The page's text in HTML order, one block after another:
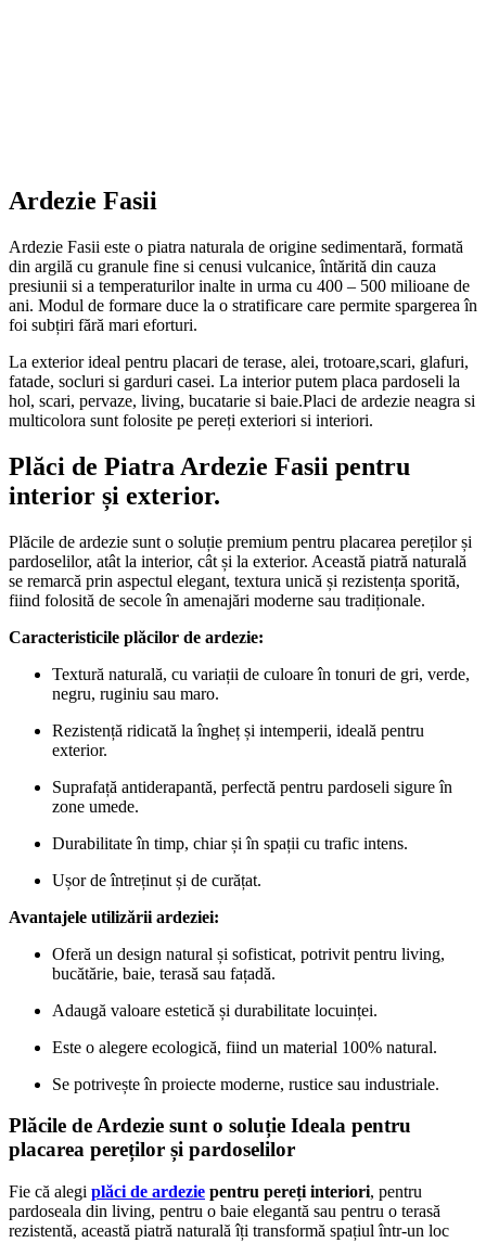
Ardezie Fasii
Ardezie Fasii este o piatra naturala de origine sedimentară, formată
din argilă cu granule fine si cenusi vulcanice, întărită din cauza
presiunii si a temperaturilor inalte in urma cu 400 – 500 milioane de
ani. Modul de formare duce la o stratificare care permite spargerea în
foi subțiri fără mari eforturi.
La exterior ideal pentru placari de terase, alei, trotoare,scari, glafuri,
fatade, socluri si garduri casei. La interior putem placa pardoseli la
hol, scari, pervaze, living, bucatarie si baie.Placi de ardezie neagra si
multicolora sunt folosite pe pereți exteriori si interiori.
Plăci de Piatra Ardezie Fasii pentru
interior și exterior.
Plăcile de ardezie sunt o soluție premium pentru placarea pereților și
pardoselilor, atât la interior, cât și la exterior. Această piatră naturală
se remarcă prin aspectul elegant, textura unică și rezistența sporită,
fiind folosită de secole în amenajări moderne sau tradiționale.
Caracteristicile plăcilor de ardezie:
Textură naturală, cu variații de culoare în tonuri de gri, verde,
negru, ruginiu sau maro.
Rezistență ridicată la îngheț și intemperii, ideală pentru
exterior.
Suprafață antiderapantă, perfectă pentru pardoseli sigure în
zone umede.
Durabilitate în timp, chiar și în spații cu trafic intens.
Ușor de întreținut și de curățat.
Avantajele utilizării ardeziei:
Oferă un design natural și sofisticat, potrivit pentru living,
bucătărie, baie, terasă sau fațadă.
Adaugă valoare estetică și durabilitate locuinței.
Este o alegere ecologică, fiind un material 100% natural.
Se potrivește în proiecte moderne, rustice sau industriale.
Plăcile de Ardezie sunt o soluție Ideala pentru
placarea pereților și pardoselilor
Fie că alegi plăci de ardezie pentru pereți interiori, pentru
pardoseala din living, pentru o baie elegantă sau pentru o terasă
rezistentă, această piatră naturală îți transformă spațiul într-un loc